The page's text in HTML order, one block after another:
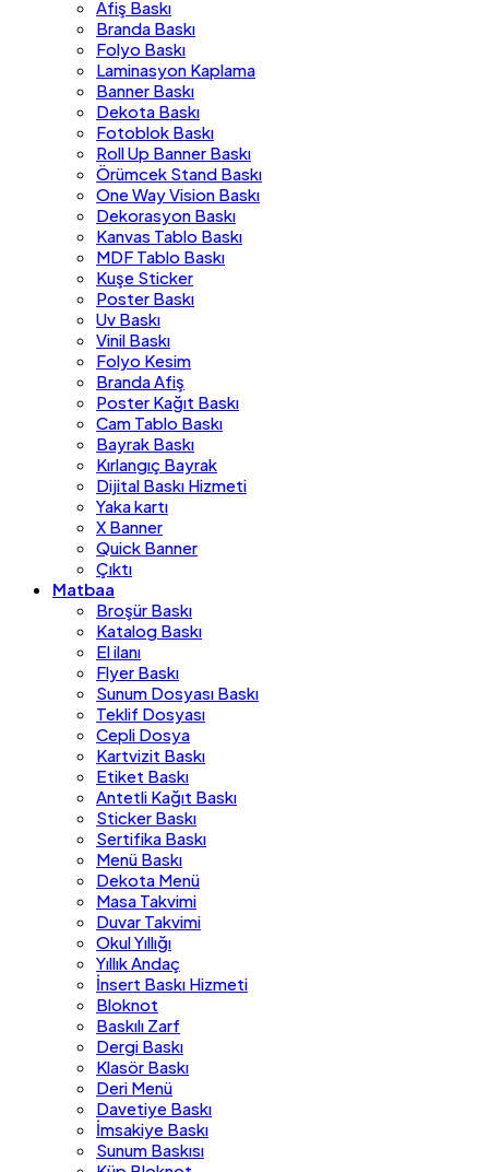
Afiş Baskı
Branda Baskı
Folyo Baskı
Laminasyon Kaplama
Banner Baskı
Dekota Baskı
Fotoblok Baskı
Roll Up Banner Baskı
Örümcek Stand Baskı
One Way Vision Baskı
Dekorasyon Baskı
Kanvas Tablo Baskı
MDF Tablo Baskı
Kuşe Sticker
Poster Baskı
Uv Baskı
Vinil Baskı
Folyo Kesim
Branda Afiş
Poster Kağıt Baskı
Cam Tablo Baskı
Bayrak Baskı
Kırlangıç Bayrak
Dijital Baskı Hizmeti
Yaka kartı
X Banner
Quick Banner
Çıktı
Matbaa
Broşür Baskı
Katalog Baskı
El ilanı
Flyer Baskı
Sunum Dosyası Baskı
Teklif Dosyası
Cepli Dosya
Kartvizit Baskı
Etiket Baskı
Antetli Kağıt Baskı
Sticker Baskı
Sertifika Baskı
Menü Baskı
Dekota Menü
Masa Takvimi
Duvar Takvimi
Okul Yıllığı
Yıllık Andaç
İnsert Baskı Hizmeti
Bloknot
Baskılı Zarf
Dergi Baskı
Klasör Baskı
Deri Menü
Davetiye Baskı
İmsakiye Baskı
Sunum Baskısı